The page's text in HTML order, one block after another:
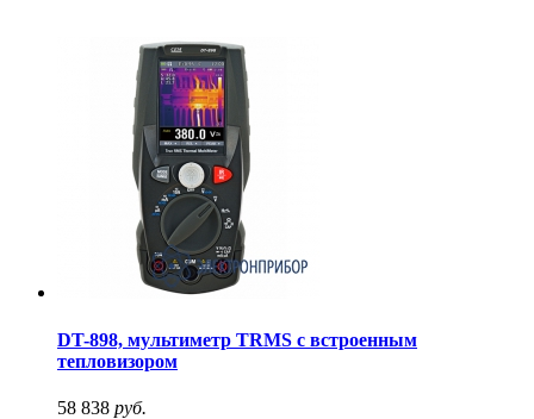
DT-898, мультиметр TRMS с встроенным
тепловизором
58 838 руб.